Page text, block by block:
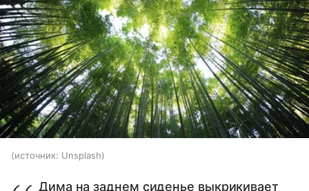
источник: Unsplash
Дима на заднем сиденье выкрикивает